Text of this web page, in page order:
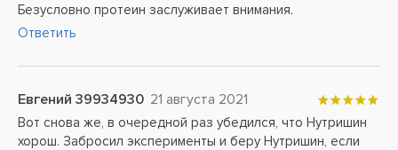
Безусловно протеин заслуживает внимания.
Ответить
Евгений 39934930 21 августа 2021
Вот снова же, в очередной раз убедился, что Нутришин
хорош. Забросил эксперименты и беру Нутришин, если